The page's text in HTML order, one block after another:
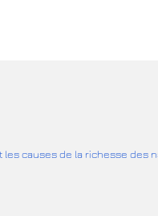
les causes de la richesse des